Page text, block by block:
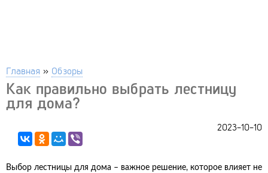
Главная » Обзоры
Как правильно выбрать лестницу
для дома?
2023-10-10
Выбор лестницы для дома – важное решение, которое влияет не